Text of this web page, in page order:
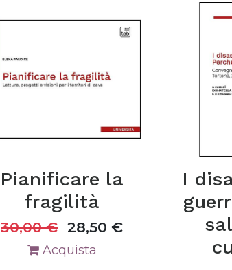
Pianificare la
fragilità
30,00€ 28,50 €
Acquista
I